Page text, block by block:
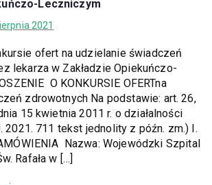
Leczniczym
2021
ofert na udzielanie świadczeń
lekarza w Zakładzie Opiekuńczo-
O KONKURSIE OFERTna
zdrowotnych Na podstawie: art. 26,
15 kwietnia 2011 r. o działalności
2021. 711 tekst jednolity z późn. zm.) I.
Nazwa: Wojewódzki Szpital
Rafała w […]